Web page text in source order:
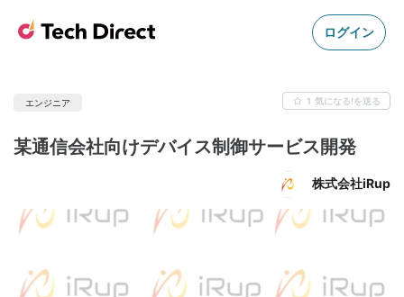
ログイン
エンジニア 1 気になる!を送る
某通信会社向けデバイス制御サービス開発
株式会社iRup